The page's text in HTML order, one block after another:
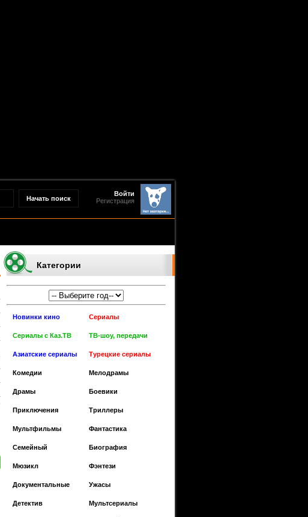
Войти
Регистрация
Категории
Новинки кино Сериалы
Сериалы с Каз.ТВ ТВ-шоу, передачи
Азиатские сериалы Турецкие сериалы
Комедии Мелодрамы
Драмы Боевики
Приключения Триллеры
Мультфильмы Фантастика
Cемейный Биография
Мюзикл Фэнтези
Документальные Ужасы
Детектив Мультсериалы